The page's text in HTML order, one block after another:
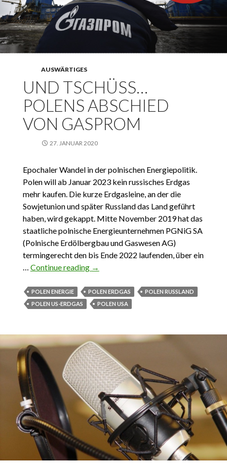
AUSWÄRTIGES
UND TSCHÜSS…
POLENS ABSCHIED
VON GASPROM
27. JANUAR 2020
Epochaler Wandel in der polnischen Energiepolitik.
Polen will ab Januar 2023 kein russisches Erdgas
mehr kaufen. Die kurze Erdgasleine, an der die
Sowjetunion und später Russland das Land geführt
haben, wird gekappt. Mitte November 2019 hat das
staatliche polnische Energieunternehmen PGNiG SA
(Polnische Erdölbergbau und Gaswesen AG)
termingerecht den bis Ende 2022 laufenden, über ein
… Continue reading Und Tschüss… Polens Abschied von
→
POLEN ENERGIE POLEN ERDGAS
POLEN RUSSLAND
POLEN US-ERDGAS
POLEN USA